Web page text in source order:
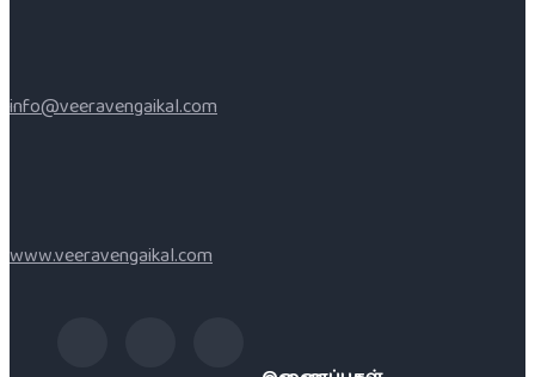
info@veeravengaikal.com
www.veeravengaikal.com